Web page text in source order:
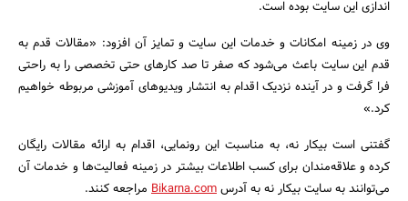
جستجو
اندازی این سایت بوده است.
وی در زمینه امکانات و خدمات این سایت و تمایز آن افزود: «مقالات قدم به
قدم این سایت باعث می‌شود که صفر تا صد کارهای حتی تخصصی را به راحتی
فرا گرفت و در آینده نزدیک اقدام به انتشار ویدیوهای آموزشی مربوطه خواهیم
کرد.»
گفتنی است بیکار نه، به مناسبت این رونمایی، اقدام به ارائه مقالات رایگان
کرده و علاقه‌مندان برای کسب اطلاعات بیشتر در زمینه فعالیت‌ها و خدمات آن
می‌توانند به سایت بیکار نه به آدرسBikarna.com مراجعه کنند.